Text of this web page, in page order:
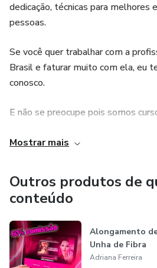
dedicação, técnicas para melhores
pessoas.
Se você quer trabalhar com a
Brasil e faturar muito com ela, eu
conosco.
E não se preocupe pois somos
explicações
alongamento de unha, mesmo
iniciante.
Mas se você já é manicure, não
que estou prestes a te apresentar
e automaticamente irá aumentar
Mostrar mais
Outros produtos de
conteúdo
Alongamento
Unha de Fibra
Adriana Ferreira